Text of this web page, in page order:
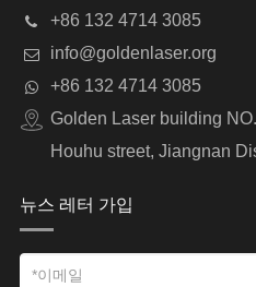
+86 132 4714 3085
info@goldenlaser.org
+86 132 4714 3085
Golden Laser building
Houhu street, Jiangnan
뉴스 레터 가입